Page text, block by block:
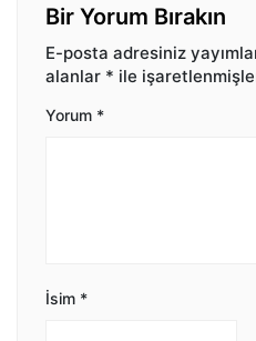
Bir Yorum Bırakın
E-posta adresiniz
alanlar * ile
Yorum *
İsim *